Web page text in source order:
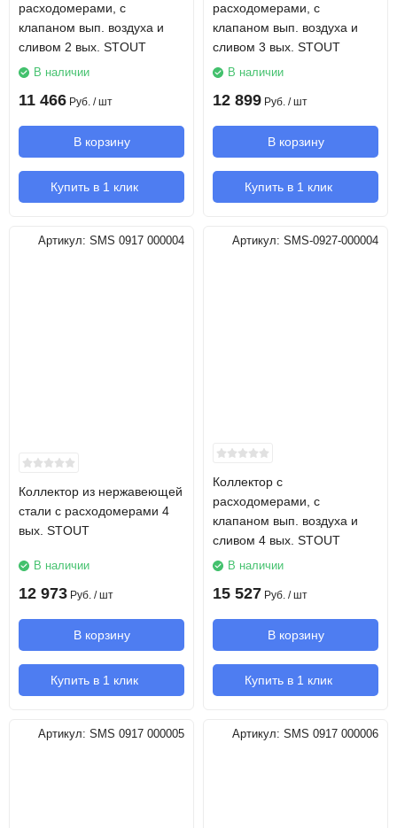
расходомерами, с
клапаном вып. воздуха и
сливом 2 вых. STOUT
В наличии
11 466 Руб. / шт
В корзину
Купить в 1 клик
расходомерами, с
клапаном вып. воздуха и
сливом 3 вых. STOUT
В наличии
12 899 Руб. / шт
В корзину
Купить в 1 клик
Артикул: SMS 0917 000004
Коллектор из нержавеющей
стали с расходомерами 4
вых. STOUT
В наличии
12 973 Руб. / шт
В корзину
Купить в 1 клик
Артикул: SMS-0927-000004
Коллектор с
расходомерами, с
клапаном вып. воздуха и
сливом 4 вых. STOUT
В наличии
15 527 Руб. / шт
В корзину
Купить в 1 клик
Артикул: SMS 0917 000005 Артикул: SMS 0917 000006